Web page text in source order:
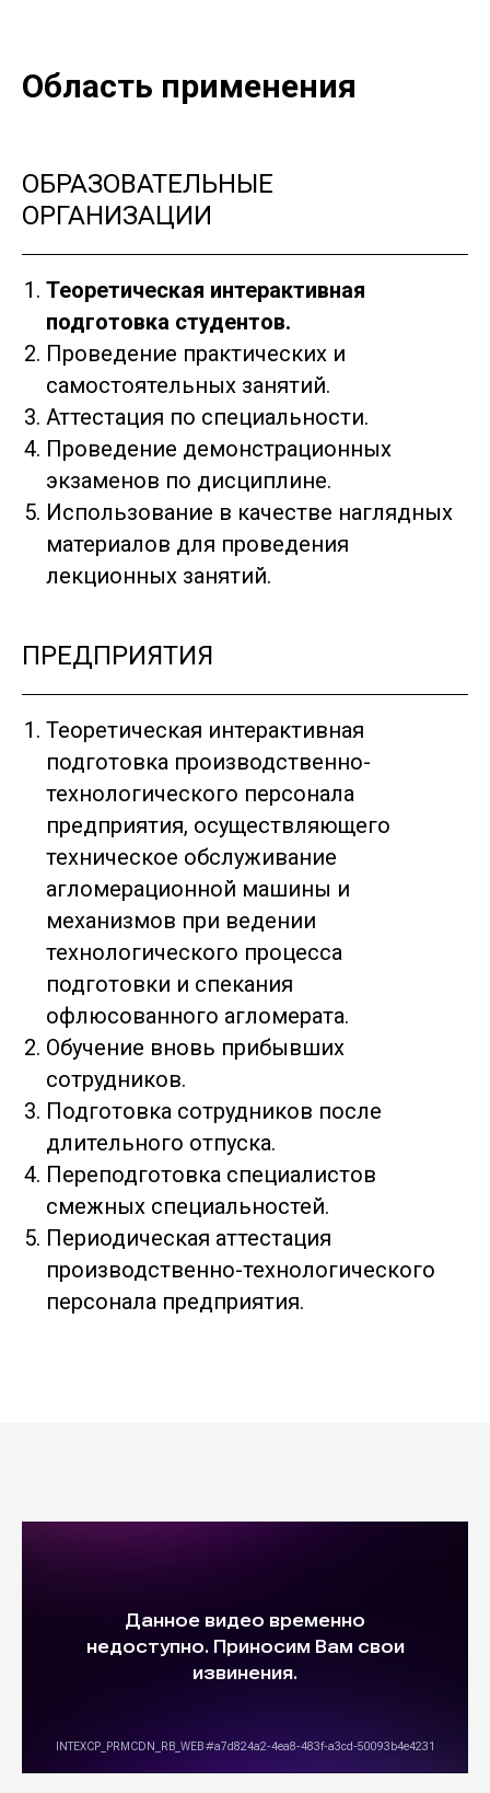
Область применения
ОБРАЗОВАТЕЛЬНЫЕ
ОРГАНИЗАЦИИ
Теоретическая интерактивная
подготовка студентов.
Проведение практических и
самостоятельных занятий.
Аттестация по специальности.
Проведение демонстрационных
экзаменов по дисциплине.
Использование в качестве наглядных
материалов для проведения
лекционных занятий.
ПРЕДПРИЯТИЯ
Теоретическая интерактивная
подготовка производственно-
технологического персонала
предприятия, осуществляющего
техническое обслуживание
агломерационной машины и
механизмов при ведении
технологического процесса
подготовки и спекания
офлюсованного агломерата.
Обучение вновь прибывших
сотрудников.
Подготовка сотрудников после
длительного отпуска.
Переподготовка специалистов
смежных специальностей.
Периодическая аттестация
производственно-технологического
персонала предприятия.